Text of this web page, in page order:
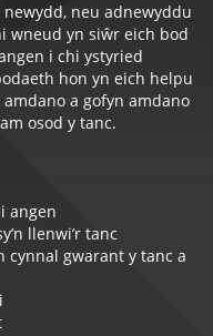
neu adnewyddu
wneud yn siŵr eich bod
i chi ystyried
hon yn eich helpu
a gofyn amdano
osod y tanc.
angen
llenwi’r tanc
cynnal gwarant y tanc a